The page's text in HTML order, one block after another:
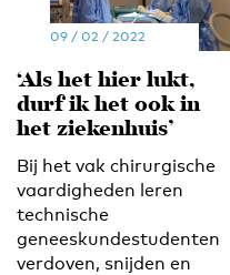
09 / 02 / 2022
‘Als het hier lukt,
durf ik het ook in
het ziekenhuis’
Bij het vak chirurgische
vaardigheden leren
technische
geneeskundestudenten
verdoven, snijden en